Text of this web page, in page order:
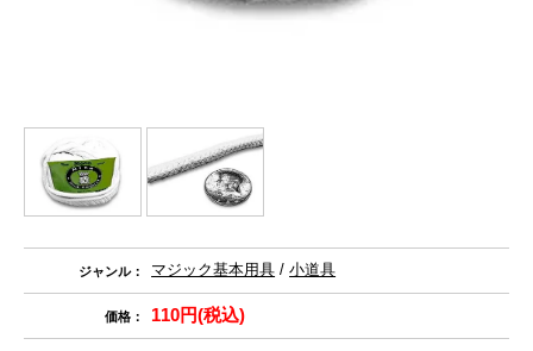
ジャンル： マジック基本用具 /小道具
価格： 110円(税込)